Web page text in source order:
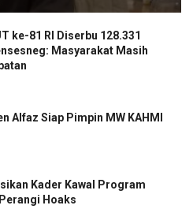
ke-81 RI Diserbu 128.331
Masyarakat Masih
Alfaz Siap Pimpin MW KAHMI
Kader Kawal Program
Hoaks